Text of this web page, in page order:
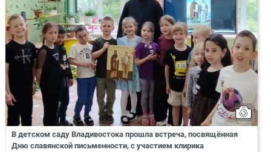
В детском саду Владивостока прошла встреча, посвящённая
Дню славянской письменности, с участием клирика